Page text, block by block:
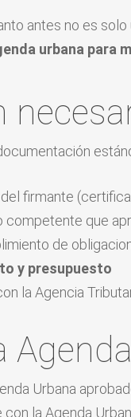
antes no es
urbana para
firmante
que
de
y presupuesto
la Agencia
Urbana
la Agenda